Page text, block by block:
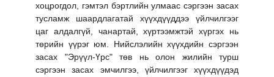
хоцрогдол, гэмтэл бэртлийн улмаас сэргээн засах
тусламж шаардлагатай хүүхдүүддээ үйлчилгээг
цаг алдалгүй, чанартай, хүртээмжтэй хүргэх нь
төрийн үүрэг юм. Нийслэлийн хүүхдийн сэргээн
засах "Эрүүл-Үрс" төв нь олон жилийн турш
сэргээн засах эмчилгээ, үйлчилгээг хүүхдүүдэд